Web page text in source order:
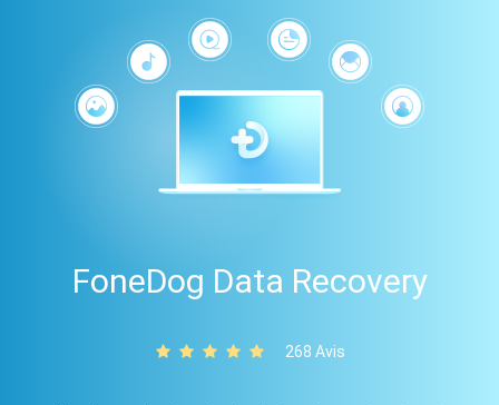
FoneDog Data Recovery
268 Avis